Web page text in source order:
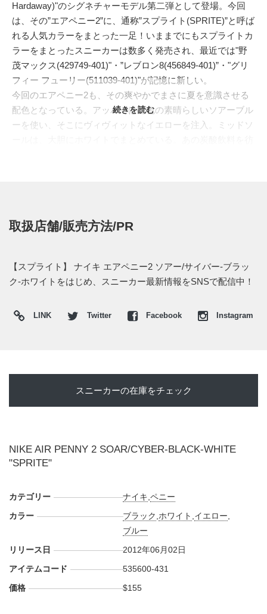
Hardaway)"のシグネチャーモデル第二弾として登場。今回
は、その”エアペニー2”に、通称”スプライト(SPRITE)”と呼ば
れる人気カラーをまとった一足！いままでにもスプライトカ
ラーをまとったスニーカーは数多く発売され、最近では"野
茂マックス(429749-401)"・”レブロン8(456849-401)”・"グリ
フィー フューリー(511039-401)"が記憶に新しい。
今回のエアペニー2も、その爽やかでまさに夏を意識させる
配色となっている。アッパーは発色の素晴らしいソアーブル
ーを使い、そこにヴィヴィットなイエローを注入。ミッドソ
ース予定とされている。価格は、$155とのこと。
続きを読む
取扱店舗/販売方法/PR
【スプライト】 ナイキ エアペニー2 ソアー/サイバー-ブラッ
ク-ホワイトをはじめ、スニーカー最新情報をSNSで配信中！
LINK Twitter Facebook Instagram
スニーカーの在庫をチェック
NIKE AIR PENNY 2 SOAR/CYBER-BLACK-WHITE
"SPRITE"
カテゴリー ナイキ ,ペニー
カラー
ブラック ホワイト イエロー
ブルー
リリース日
2012年06月02日
アイテムコード
535600-431
価格
$155